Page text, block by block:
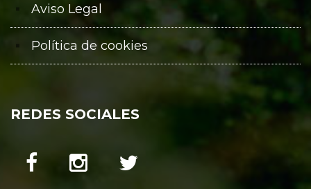
Aviso Legal
Política de cookies
REDES SOCIALES